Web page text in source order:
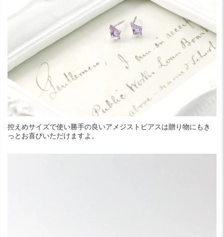
控えめサイズで使い勝手の良いアメジストピアスは贈り物にもき
っとお喜びいただけますよ。